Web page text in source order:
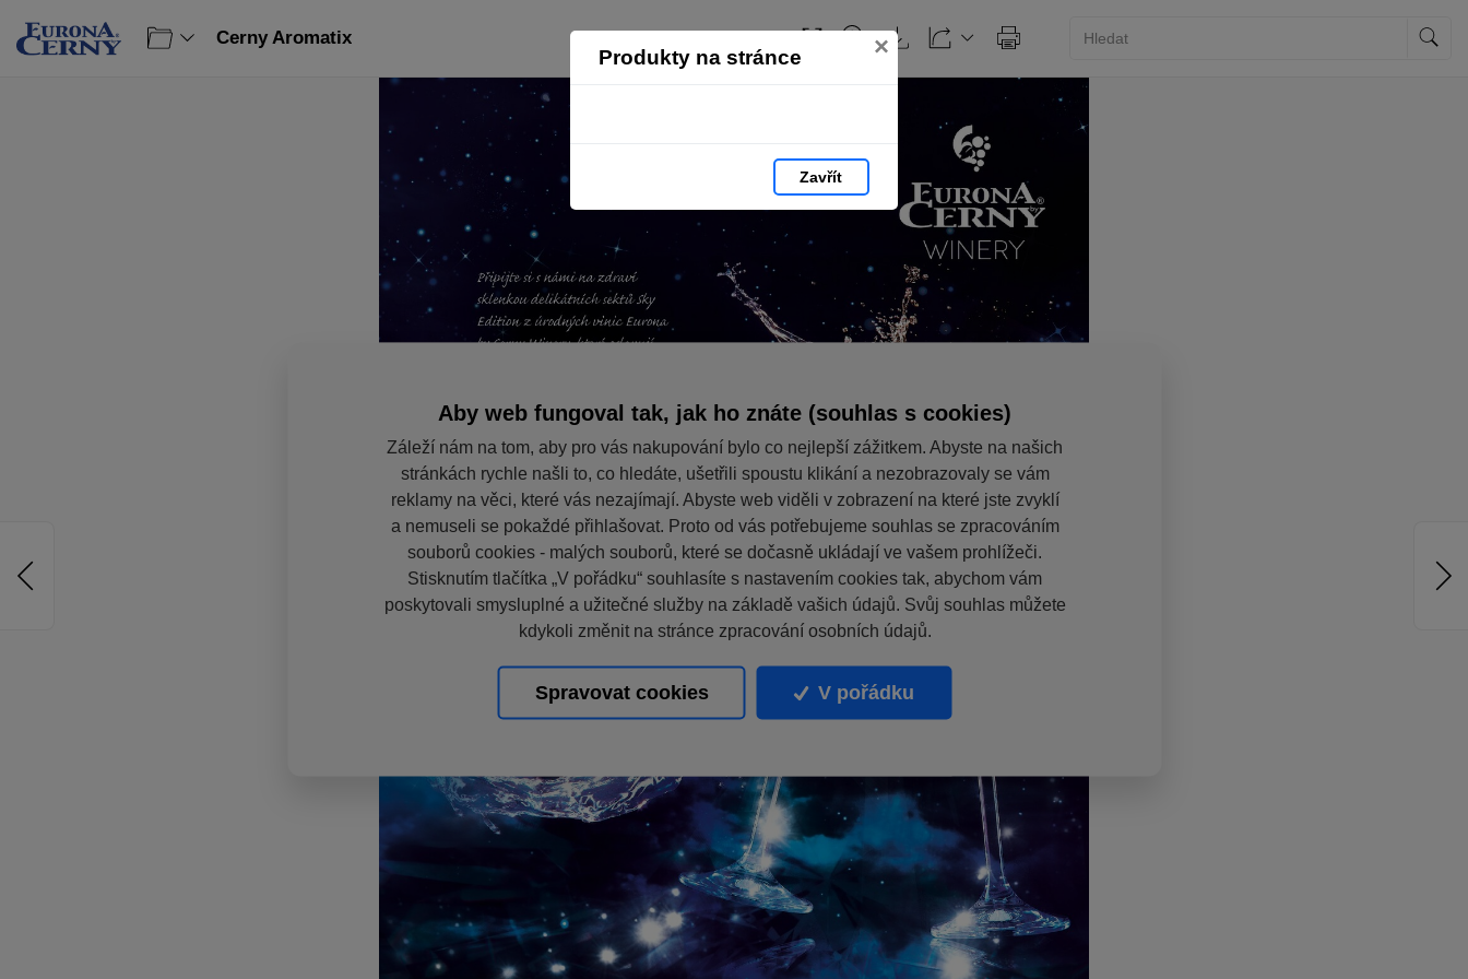
Produkty na stránce ×
Zavřít
Cerny Aromatix
Aby web fungoval tak, jak ho znáte (souhlas s cookies)
Záleží nám na tom, aby pro vás nakupování bylo co nejlepší zážitkem. Abyste na našich
stránkách rychle našli to, co hledáte, ušetřili spoustu klikání a nezobrazovaly se vám
reklamy na věci, které vás nezajímají. Abyste web viděli v zobrazení na které jste zvyklí
a nemuseli se pokaždé přihlašovat. Proto od vás potřebujeme souhlas se zpracováním
souborů cookies - malých souborů, které se dočasně ukládají ve vašem prohlížeči.
Stisknutím tlačítka „V pořádku“ souhlasíte s nastavením cookies tak, abychom vám
poskytovali smysluplné a užitečné služby na základě vašich údajů. Svůj souhlas můžete
kdykoli změnit na stránce zpracování osobních údajů.
Spravovat cookies V pořádku